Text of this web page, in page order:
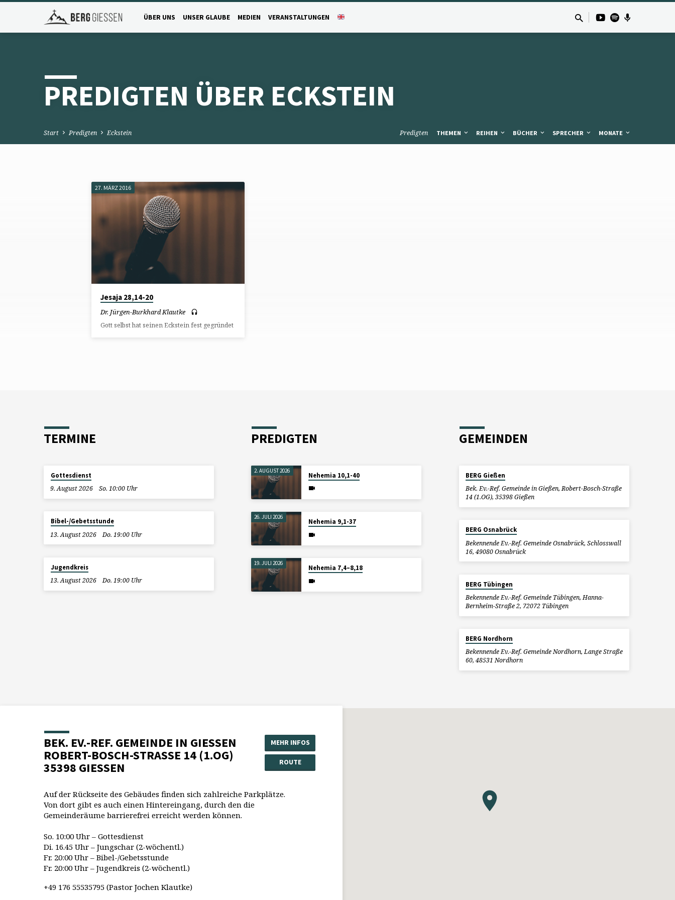
ÜBER UNS UNSER GLAUBE MEDIEN VERANSTALTUNGEN
PREDIGTEN ÜBER ECKSTEIN
Start Predigten Eckstein Predigten THEMEN REIHEN BÜCHER SPRECHER MONATE
PREDIGTEN
ÜBER
ECKSTEIN
27. MÄRZ 2016
Jesaja 28,14-20
Dr. Jürgen-Burkhard Klautke
Gott selbst hat seinen Eckstein fest gegründet
TERMINE
Gottesdienst
9. August 2026
So. 10:00 Uhr
Bibel-/Gebetsstunde
13. August 2026
Do. 19:00 Uhr
Jugendkreis
13. August 2026
Do. 19:00 Uhr
PREDIGTEN
2. AUGUST 2026
Nehemia 10,1-40
26. JULI 2026
Nehemia 9,1-37
19. JULI 2026
Nehemia 7,4–8,18
GEMEINDEN
BERG Gießen
Bek. Ev.-Ref. Gemeinde in Gießen, Robert-Bosch-Straße
14 (1.OG), 35398 Gießen
BERG Osnabrück
Bekennende Ev.-Ref. Gemeinde Osnabrück, Schlosswall
16, 49080 Osnabrück
BERG Tübingen
Bekennende Ev.-Ref. Gemeinde Tübingen, Hanna-
Bernheim-Straße 2, 72072 Tübingen
BERG Nordhorn
Bekennende Ev.-Ref. Gemeinde Nordhorn, Lange Straße
60, 48531 Nordhorn
BEK. EV.-REF. GEMEINDE IN GIESSEN
ROBERT-BOSCH-STRASSE 14 (1.OG)
35398 GIESSEN
MEHR INFOS
ROUTE
Auf der Rückseite des Gebäudes finden sich zahlreiche Parkplätze.
Von dort gibt es auch einen Hintereingang, durch den die
Gemeinderäume barrierefrei erreicht werden können.
So. 10:00 Uhr – Gottesdienst
Di. 16.45 Uhr – Jungschar (2-wöchentl.)
Fr. 20:00 Uhr – Bibel-/Gebetsstunde
Fr. 20:00 Uhr – Jugendkreis (2-wöchentl.)
+49 176 55535795 (Pastor Jochen Klautke)